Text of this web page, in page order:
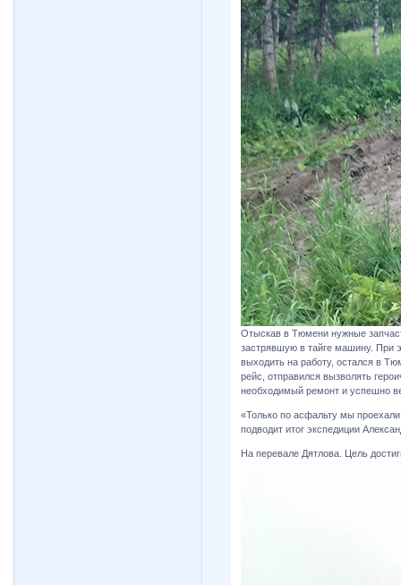
Отыскав в Тюмени нужные
застрявшую в тайге машину. При
выходить на работу, остался в
рейс, отправился вызволять
необходимый ремонт и успешно
«Только по асфальту мы
подводит итог экспедиции
На перевале Дятлова. Цель